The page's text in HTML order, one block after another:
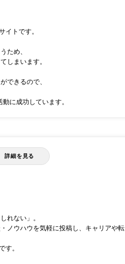
イトです。
ため、
しまいます。
できるので、
に成功しています。
詳細を見る
れない」。
ノウハウを気軽に投稿し、キャリアや転
す。